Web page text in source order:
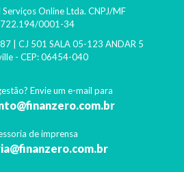
Online Ltda. CNPJ/MF
0001-34
| CJ 501 SALA 05-123 ANDAR 5
- CEP: 06454-040
Envie um e-mail para
de imprensa